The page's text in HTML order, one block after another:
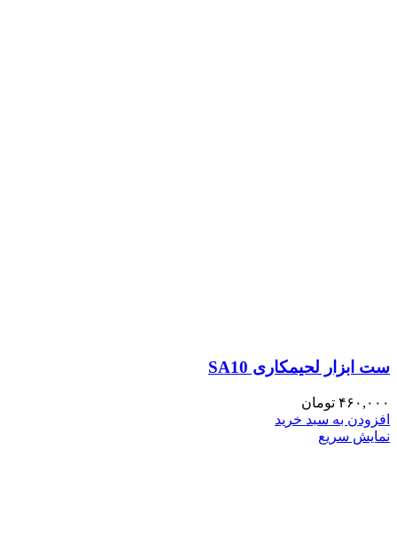
ست ابزار لحیمکاری SA10
۴۶۰,۰۰۰ تومان
افزودن به سبد خرید
نمایش سریع